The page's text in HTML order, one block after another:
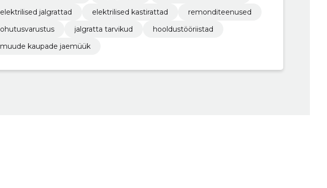
elektrilised jalgrattad
elektrilised kastirattad
remonditeenused
ohutusvarustus
jalgratta tarvikud
hooldustööriistad
muude kaupade jaemüük